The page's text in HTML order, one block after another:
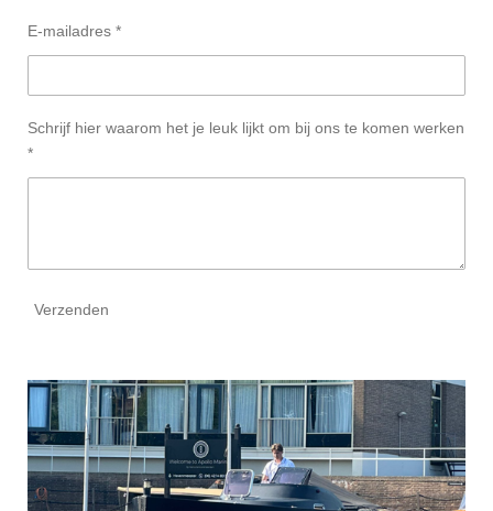
E-mailadres *
Schrijf hier waarom het je leuk lijkt om bij ons te komen werken
*
Verzenden